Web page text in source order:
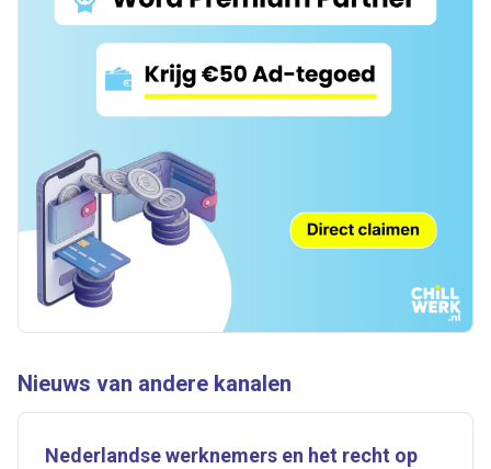
Nieuws van andere kanalen
Nederlandse werknemers en het recht op
je mailbox
Alerts ontvangen
Alles Ingezonden ABU
Bureau Cicero
Doorzaam
Normering Arbeid